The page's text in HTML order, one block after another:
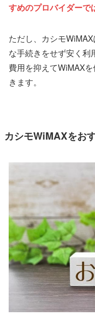
すめのプロバイダーで
ただし、カシモ
な手続きをせず安く利
費用を抑えてWiMAX
きます。
カシモWiMAXをお